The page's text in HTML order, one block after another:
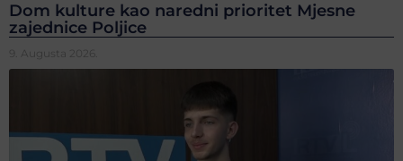
Dom kulture kao naredni prioritet Mjesne
zajednice Poljice
9. Augusta 2026.